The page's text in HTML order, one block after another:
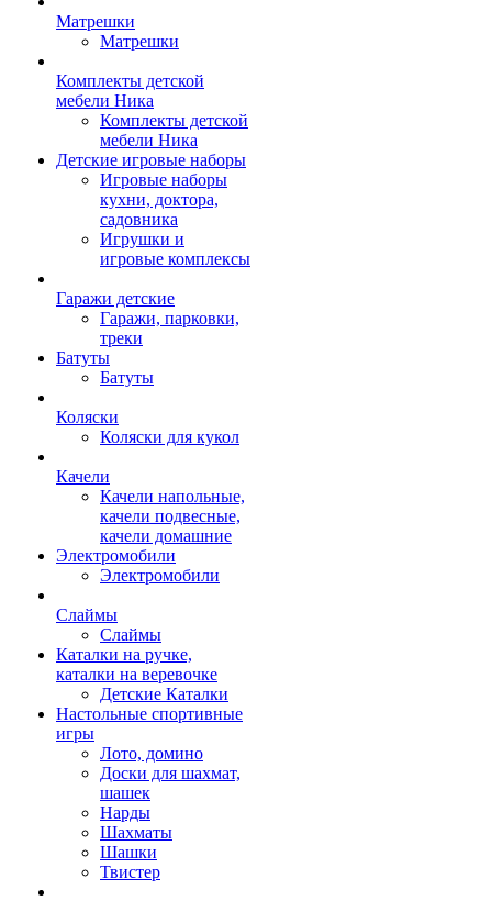
Матрешки
Матрешки
Комплекты детской
мебели Ника
Комплекты детской
мебели Ника
Детские игровые наборы
Игровые наборы
кухни, доктора,
садовника
Игрушки и
игровые комплексы
Гаражи детские
Гаражи, парковки,
треки
Батуты
Батуты
Коляски
Коляски для кукол
Качели
Качели напольные,
качели подвесные,
качели домашние
Электромобили
Электромобили
Слаймы
Слаймы
Каталки на ручке,
каталки на веревочке
Детские Каталки
Настольные спортивные
игры
Лото, домино
Доски для шахмат,
шашек
Нарды
Шахматы
Шашки
Твистер